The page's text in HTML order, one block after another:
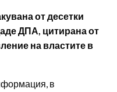
от десетки
ДПА, цитирана от
на властите в
в